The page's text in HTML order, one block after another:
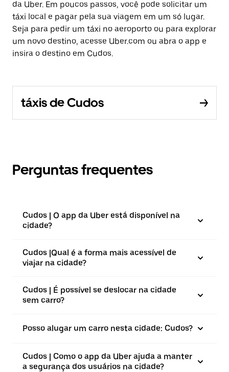
da Uber. Em poucos passos, você pode solicitar um
táxi local e pagar pela sua viagem em um só lugar.
Seja para pedir um táxi no aeroporto ou para explorar
um novo destino, acesse Uber.com ou abra o app e
insira o destino em Cudos.
táxis de Cudos
Perguntas frequentes
Cudos | O app da Uber está disponível na
cidade?
Cudos |⁠Qual é a forma mais acessível de
viajar na cidade?
Cudos | É possível se deslocar na cidade
sem carro?
Posso alugar um carro nesta cidade: Cudos?
Cudos | Como o app da Uber ajuda a manter
a segurança dos usuários na cidade?